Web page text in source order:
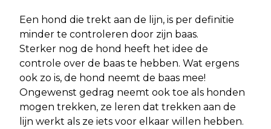
Een hond die trekt aan de lijn, is per definitie
minder te controleren door zijn baas.
Sterker nog de hond heeft het idee de
controle over de baas te hebben. Wat ergens
ook zo is, de hond neemt de baas mee!
Ongewenst gedrag neemt ook toe als honden
mogen trekken, ze leren dat trekken aan de
lijn werkt als ze iets voor elkaar willen hebben.